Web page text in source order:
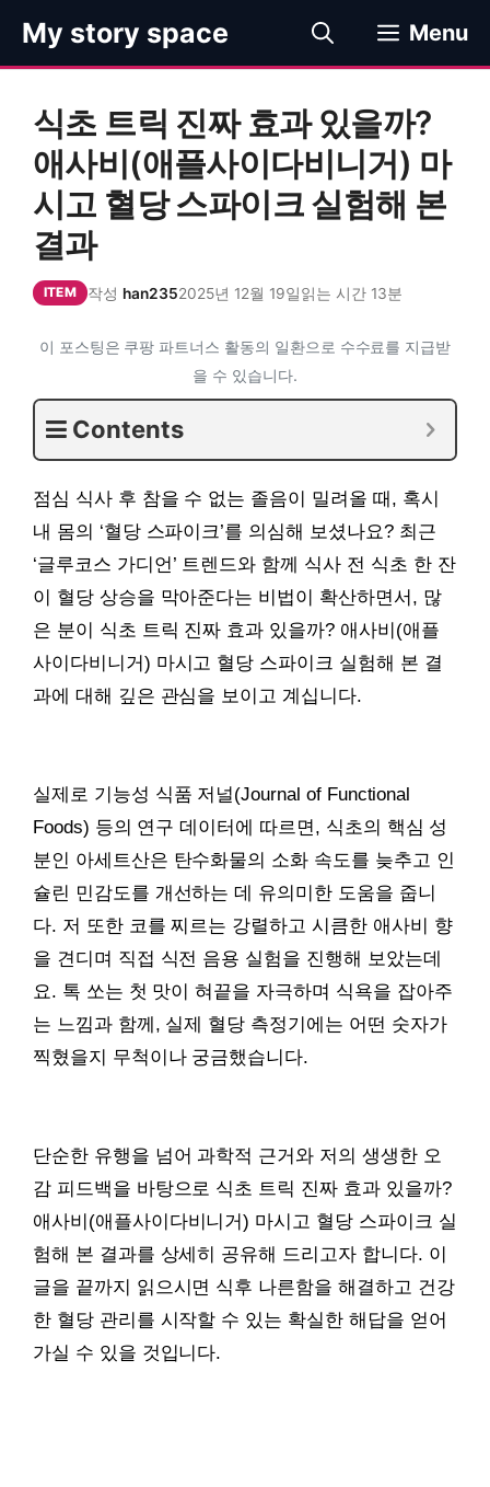
츠
My story space Menu
식초 트릭 진짜 효과 있을까?
애사비(애플사이다비니거) 마
시고 혈당 스파이크 실험해 본
결과
ITEM 작성 han2352025년 12월 19일읽는 시간 13분
이 포스팅은 쿠팡 파트너스 활동의 일환으로 수수료를 지급받
을 수 있습니다.
Contents
점심 식사 후 참을 수 없는 졸음이 밀려올 때, 혹시
내 몸의 ‘혈당 스파이크’를 의심해 보셨나요? 최근
‘글루코스 가디언’ 트렌드와 함께 식사 전 식초 한 잔
이 혈당 상승을 막아준다는 비법이 확산하면서, 많
은 분이 식초 트릭 진짜 효과 있을까? 애사비(애플
사이다비니거) 마시고 혈당 스파이크 실험해 본 결
과에 대해 깊은 관심을 보이고 계십니다.
실제로 기능성 식품 저널(Journal of Functional
Foods) 등의 연구 데이터에 따르면, 식초의 핵심 성
분인 아세트산은 탄수화물의 소화 속도를 늦추고 인
슐린 민감도를 개선하는 데 유의미한 도움을 줍니
다. 저 또한 코를 찌르는 강렬하고 시큼한 애사비 향
을 견디며 직접 식전 음용 실험을 진행해 보았는데
요. 톡 쏘는 첫 맛이 혀끝을 자극하며 식욕을 잡아주
는 느낌과 함께, 실제 혈당 측정기에는 어떤 숫자가
찍혔을지 무척이나 궁금했습니다.
단순한 유행을 넘어 과학적 근거와 저의 생생한 오
감 피드백을 바탕으로 식초 트릭 진짜 효과 있을까?
애사비(애플사이다비니거) 마시고 혈당 스파이크 실
험해 본 결과를 상세히 공유해 드리고자 합니다. 이
글을 끝까지 읽으시면 식후 나른함을 해결하고 건강
한 혈당 관리를 시작할 수 있는 확실한 해답을 얻어
가실 수 있을 것입니다.